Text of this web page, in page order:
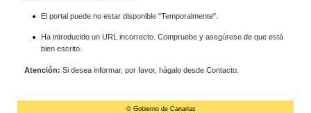
El portal puede no estar disponible "Temporalmente".
Ha introducido un URL incorrecto. Compruebe y asegúrese de que está
bien escrito.
Atención: Si desea informar, por favor, hágalo desde Contacto.
© Gobierno de Canarias